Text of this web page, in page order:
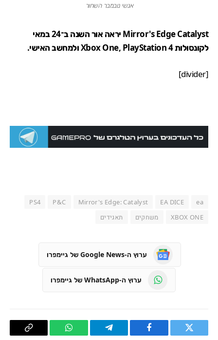
אנשי נובמבר השחור
Mirror's Edge Catalyst יראה אור השנה ב־24 במאי
לקונסולות Xbox One, PlayStation 4 ולמחשב האישי.
[divider]
ea
EA DICE
Mirror's Edge: Catalyst
P&C
PS4
XBOX ONE
משחקים תאגידים
ערוץ ה-Google News של גיימפרו
ערוץ ה-WhatsApp של גיימפרו
טוויטר פייסבוק Telegram
WhatsApp העתק